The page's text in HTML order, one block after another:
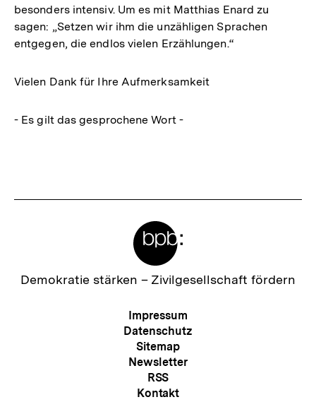
besonders intensiv. Um es mit Matthias Enard zu
sagen: „Setzen wir ihm die unzähligen Sprachen
entgegen, die endlos vielen Erzählungen.“
Vielen Dank für Ihre Aufmerksamkeit
- Es gilt das gesprochene Wort -
Zur
Demokratie stärken – Zivilgesellschaft fördern
Meta-
Navigation
Impressum
Datenschutz
Sitemap
Newsletter
RSS
Kontakt